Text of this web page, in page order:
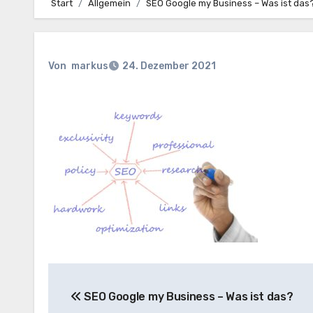
Start Allgemein SEO Google my Business – Was ist
Von markus 24. Dezember 2021
SEO Google my Business – Was ist das?